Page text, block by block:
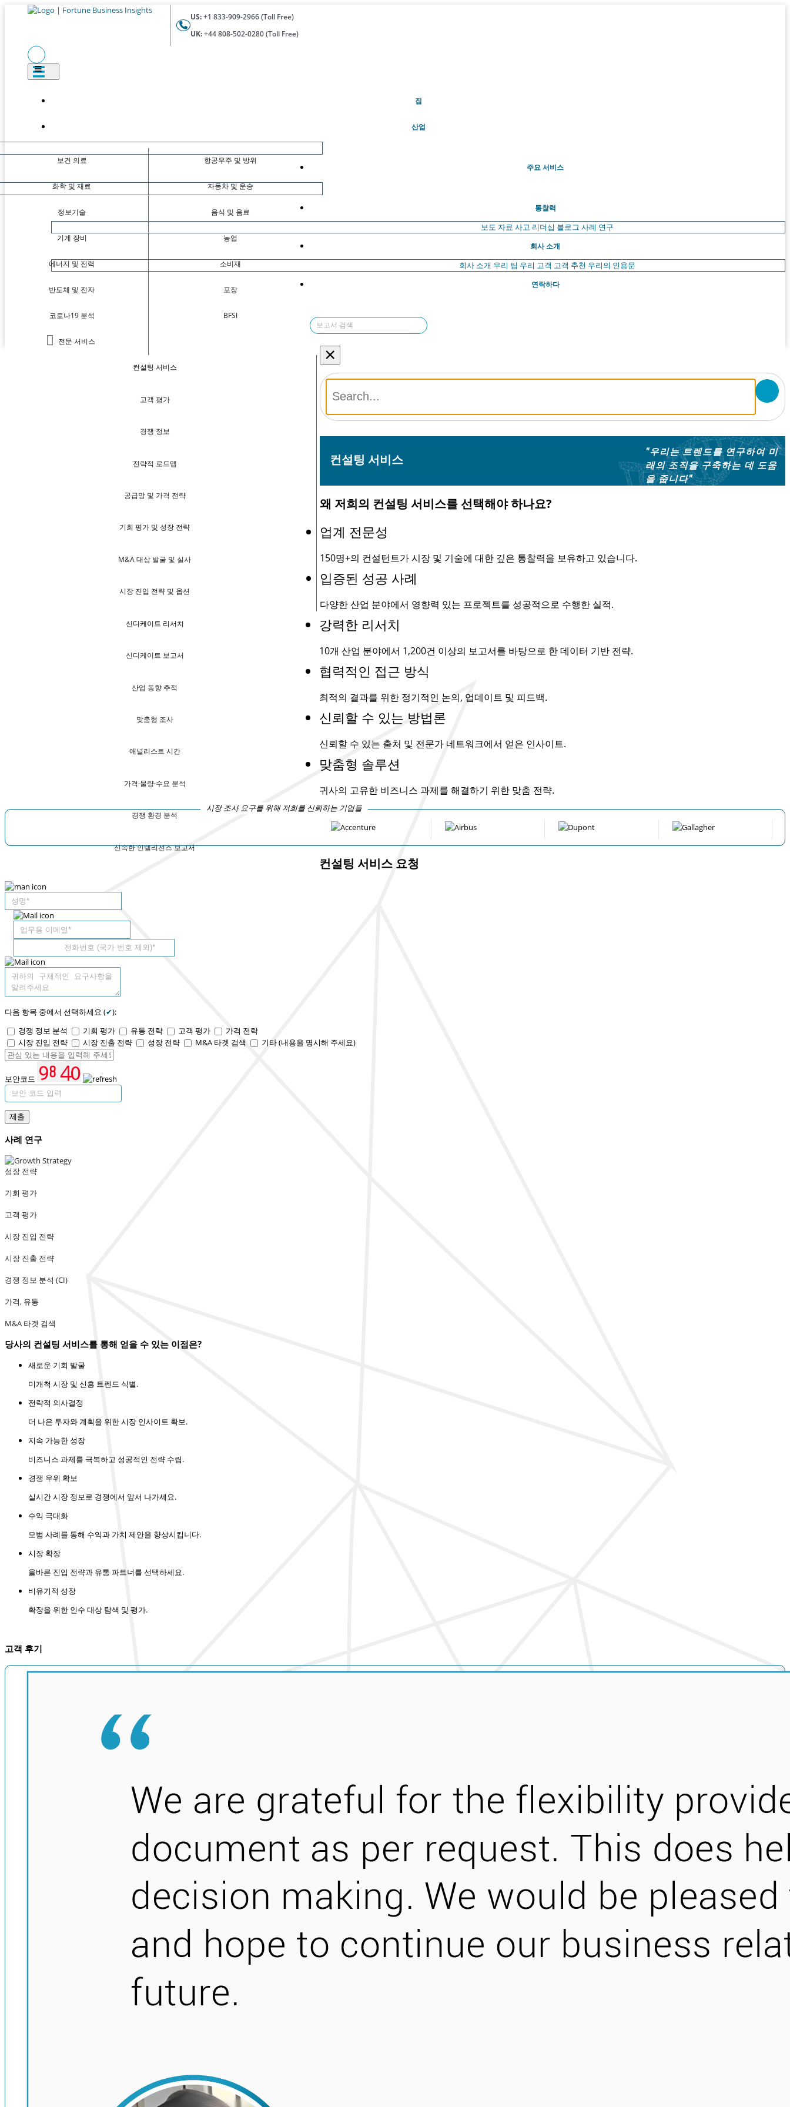
US:+1 833-909-2966 (Toll Free)
UK:+44 808-502-0280 (Toll Free)
집(현재의)
산업
보건 의료
화학 및 재료
정보기술
기계 장비
에너지 및 전력
반도체 및 전자
코로나19 분석
전문 서비스
항공우주 및 방위
자동차 및 운송
음식 및 음료
농업
소비재
포장
BFSI
주요 서비스
컨설팅 서비스
고객 평가
경쟁 정보
전략적 로드맵
공급망 및 가격 전략
기회 평가 및 성장 전략
M&A 대상 발굴 및 실사
시장 진입 전략 및 옵션
신디케이트 리서치
신디케이트 보고서
산업 동향 추적
맞춤형 조사
애널리스트 시간
가격·물량·수요 분석
경쟁 환경 분석
신속한 인텔리전스 보고서
통찰력
보도 자료 사고 리더십 블로그 사례 연구
회사 소개
회사 소개 우리 팀 우리 고객 고객 추천 우리의 인용문
연락하다
×
컨설팅 서비스
"우리는 트렌드를 연구하여 미
래의 조직을 구축하는 데 도움
을 줍니다"
왜 저희의 컨설팅 서비스를 선택해야 하나요?
업계 전문성
150명+의 컨설턴트가 시장 및 기술에 대한 깊은 통찰력을 보유하고 있습니다.
입증된 성공 사례
다양한 산업 분야에서 영향력 있는 프로젝트를 성공적으로 수행한 실적.
강력한 리서치
10개 산업 분야에서 1,200건 이상의 보고서를 바탕으로 한 데이터 기반 전략.
협력적인 접근 방식
최적의 결과를 위한 정기적인 논의, 업데이트 및 피드백.
신뢰할 수 있는 방법론
신뢰할 수 있는 출처 및 전문가 네트워크에서 얻은 인사이트.
맞춤형 솔루션
귀사의 고유한 비즈니스 과제를 해결하기 위한 맞춤 전략.
시장 조사 요구를 위해 저희를 신뢰하는 기업들
컨설팅 서비스 요청
다음 항목 중에서 선택하세요 (✔):
경쟁 정보 분석
기회 평가 유통 전략 고객 평가
가격 전략
시장 진입 전략
시장 진출 전략 성장 전략 M&A 타겟 검색 기타 (내용을 명시해 주세요)
보안코드
제출
사례 연구
성장 전략
기회 평가
고객 평가
시장 진입 전략
시장 진출 전략
경쟁 정보 분석 (CI)
가격, 유통
M&A 타겟 검색
당사의 컨설팅 서비스를 통해 얻을 수 있는 이점은?
새로운 기회 발굴
미개척 시장 및 신흥 트렌드 식별.
전략적 의사결정
더 나은 투자와 계획을 위한 시장 인사이트 확보.
지속 가능한 성장
비즈니스 과제를 극복하고 성공적인 전략 수립.
경쟁 우위 확보
실시간 시장 정보로 경쟁에서 앞서 나가세요.
수익 극대화
모범 사례를 통해 수익과 가치 제안을 향상시킵니다.
시장 확장
올바른 진입 전략과 유통 파트너를 선택하세요.
비유기적 성장
확장을 위한 인수 대상 탐색 및 평가.
고객 후기